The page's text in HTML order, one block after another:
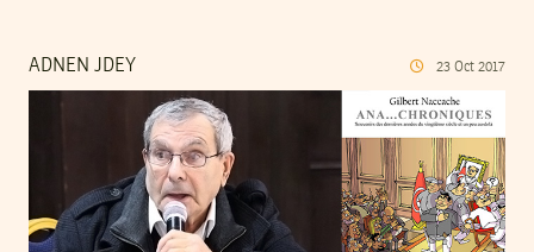
ADNEN JDEY 23 Oct 2017